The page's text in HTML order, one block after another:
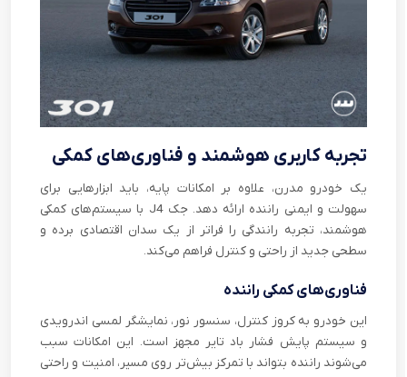
تجربه کاربری هوشمند و فناوری‌های کمکی
یک خودرو مدرن، علاوه بر امکانات پایه، باید ابزارهایی برای
سهولت و ایمنی راننده ارائه دهد. جک J4 با سیستم‌های کمکی
هوشمند، تجربه رانندگی را فراتر از یک سدان اقتصادی برده و
سطحی جدید از راحتی و کنترل فراهم می‌کند.
فناوری‌های کمکی راننده
این خودرو به کروز کنترل، سنسور نور، نمایشگر لمسی اندرویدی
و سیستم پایش فشار باد تایر مجهز است. این امکانات سبب
می‌شوند راننده بتواند با تمرکز بیش‌تر روی مسیر، امنیت و راحتی